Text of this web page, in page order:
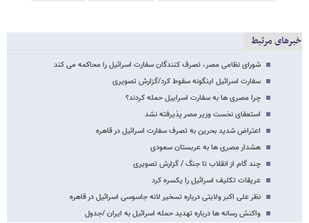
خبرهای مرتبط
شورای نظامی مصر، تصرف کنندگان سفارت اسرائیل را محاکمه می کند
سفارت اسرائیل اینگونه سقوط کرد/گزارش تصویری
چرا مصری ها به سفارت اسراییل حمله کردند؟
استعفای نخست وزیر مصر پذیرفته نشد
اعتراض شدید بحرین به تصرف سفارت اسرائیل در قاهره
هشدار مصری ها به عربستان سعودی
چند گام از انقلاب تا جنگ / گزارش تصویری
عریقات تکلیف اسرائیل را یکسره کرد
نظر علی اکبر ولایتی درباره تسخیر لانه‌ جاسوسی اسرائیل در قاهره
واکنش رسانه ها درباره تهدید حمله اسرائیل به ایران /جدول